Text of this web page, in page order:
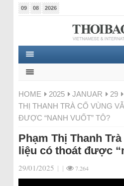
09 08 2026
HOME 2025 JANUAR 29
THỊ THANH TRÀ CỐ VÙNG
ĐƯỢC “NANH VUỐT” TÔ?
Phạm Thị Thanh
liệu có thoát được
29/01/2025 | | 7.264